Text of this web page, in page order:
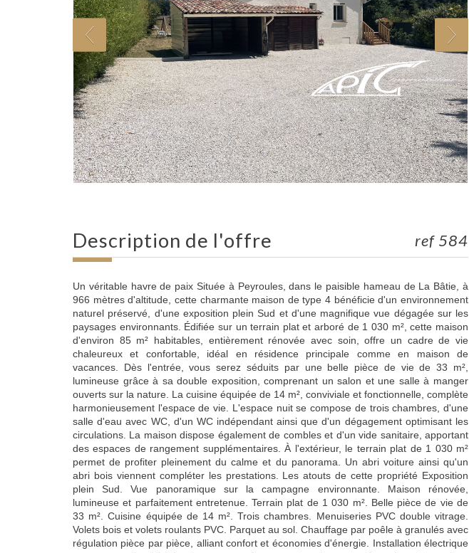
description de l'offre ref 584
Un véritable havre de paix Située à Peyroules, dans le paisible hameau de La Bâtie, à
966 mètres d'altitude, cette charmante maison de type 4 bénéficie d'un environnement
naturel préservé, d'une exposition plein Sud et d'une magnifique vue dégagée sur les
paysages environnants. Édifiée sur un terrain plat et arboré de 1 030 m², cette maison
d'environ 85 m² habitables, entièrement rénovée avec soin, offre un cadre de vie
chaleureux et confortable, idéal en résidence principale comme en maison de
vacances. Dès l'entrée, vous serez séduits par une belle pièce de vie de 33 m²,
lumineuse grâce à sa double exposition, comprenant un salon et une salle à manger
ouverts sur la nature. La cuisine équipée de 14 m², conviviale et fonctionnelle, complète
harmonieusement l'espace de vie. L'espace nuit se compose de trois chambres, d'une
salle d'eau avec WC, d'un WC indépendant ainsi que d'un dégagement optimisant les
circulations. La maison dispose également de combles et d'un vide sanitaire, apportant
des espaces de rangement supplémentaires. À l'extérieur, le terrain plat de 1 030 m²
permet de profiter pleinement du calme et du panorama. Un abri voiture ainsi qu'un
abri bois viennent compléter les prestations. Les atouts de cette propriété Exposition
plein Sud. Vue panoramique sur la campagne environnante. Maison rénovée,
lumineuse et parfaitement entretenue. Terrain plat de 1 030 m². Belle pièce de vie de
33 m². Cuisine équipée de 14 m². Trois chambres. Menuiseries PVC double vitrage.
Volets bois et volets roulants PVC. Parquet au sol. Chauffage par poêle à granulés avec
régulation pièce par pièce, alliant confort et économies d'énergie. Installation électrique